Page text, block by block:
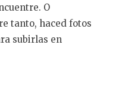
O
tanto, haced fotos
subirlas en